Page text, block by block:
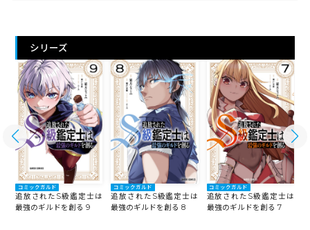
シリーズ
コミックガルド
追放されたS級鑑定士は
最強のギルドを創る 9
コミックガルド
追放されたS級鑑定士は
最強のギルドを創る 8
コミックガルド
追放されたS級鑑定士は
最強のギルドを創る 7